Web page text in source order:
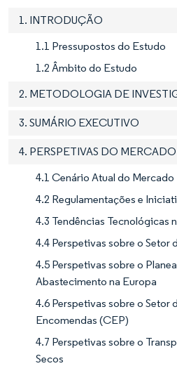
1. INTRODUÇÃO
1.1 Pressupostos do Estudo
1.2 Âmbito do Estudo
2. METODOLOGIA DE
3. SUMÁRIO EXECUTIVO
4. PERSPETIVAS DO MERCADO
4.1 Cenário Atual do Mercado
4.2 Regulamentações e
4.3 Tendências Tecnológicas
4.4 Perspetivas sobre o
4.5 Perspetivas sobre o
Abastecimento na Europa
4.6 Perspetivas sobre o Setor
Encomendas (CEP)
4.7 Perspetivas sobre o
Secos